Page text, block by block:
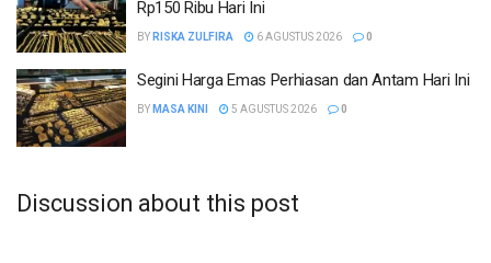
Rp150 Ribu Hari Ini
BY RISKA ZULFIRA 6 AGUSTUS 2026 0
Segini Harga Emas Perhiasan dan Antam Hari Ini
BY MASA KINI 5 AGUSTUS 2026 0
Discussion about this post